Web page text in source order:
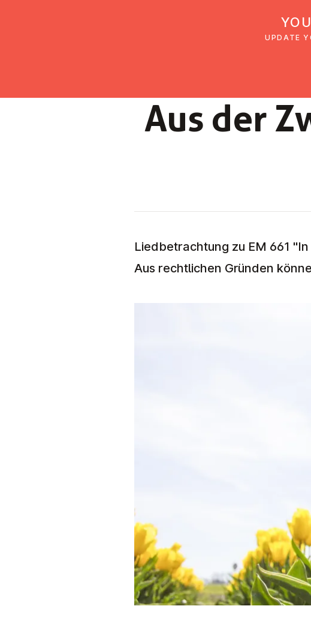
Gemeinden
Aus der
Liedbetrachtung zu EM 661
Aus rechtlichen Gründen
UPDATE